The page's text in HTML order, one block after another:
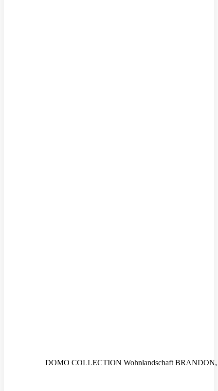
DOMO COLLECTION Wohnlandschaft BRANDON,